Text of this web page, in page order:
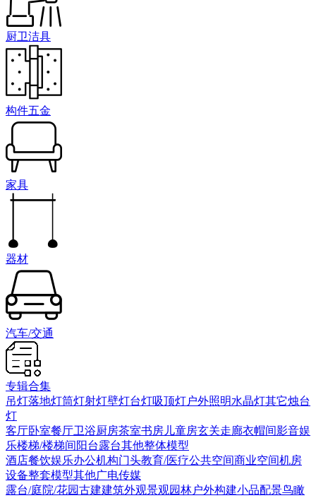
厨卫洁具
构件五金
家具
器材
汽车/交通
专辑合集
吊灯落地灯筒灯射灯壁灯台灯吸顶灯户外照明水晶灯其它烛台
灯
客厅卧室餐厅卫浴厨房茶室书房 儿童房玄关走廊衣帽间影音娱
乐楼梯/楼梯间 阳台露台其他整体模型
酒店餐饮娱乐办公机构门头教育/医疗公共空间商业空间机房
设备整套模型其他广电传媒
露台/庭院/花园古建建筑外观景观园林户外构建小品配景鸟瞰